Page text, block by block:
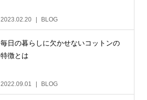
2023.02.20 BLOG
毎日の暮らしに欠かせないコットンの
特徴とは
2022.09.01 BLOG